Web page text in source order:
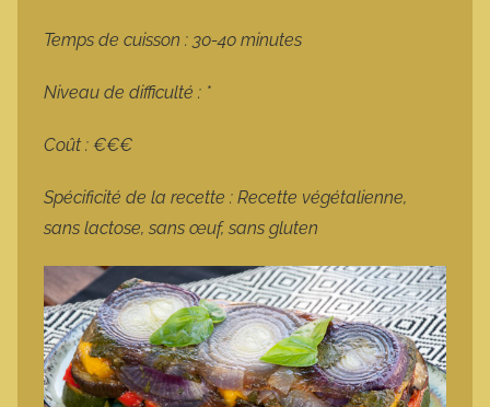
Temps de cuisson : 30-40 minutes
Niveau de difficulté : *
Coût : €€€
Spécificité de la recette : Recette végétalienne,
sans lactose, sans œuf, sans gluten